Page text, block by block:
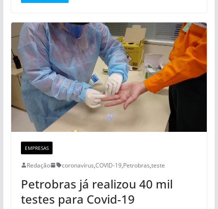
EMPRESAS
Redação coronavírus,COVID-19,Petrobras,teste
Petrobras já realizou 40 mil
testes para Covid-19